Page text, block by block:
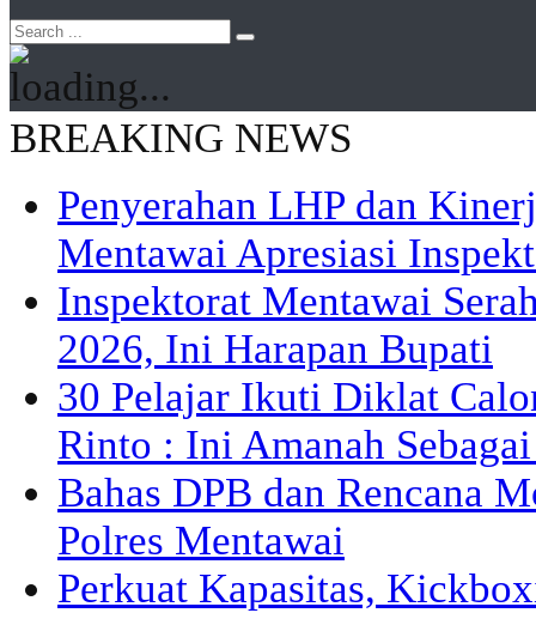
BREAKING NEWS
Penyerahan LHP dan
Mentawai Apresiasi
Inspektorat Mentawai
2026, Ini Harapan Bupati
30 Pelajar Ikuti Diklat
Rinto : Ini Amanah
Bahas DPB dan Rencana
Polres Mentawai
Perkuat Kapasitas,